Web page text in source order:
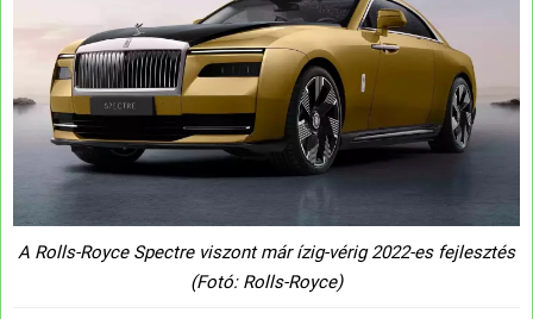
A Rolls-Royce Spectre viszont már ízig-vérig 2022-es fejlesztés
(Fotó: Rolls-Royce)